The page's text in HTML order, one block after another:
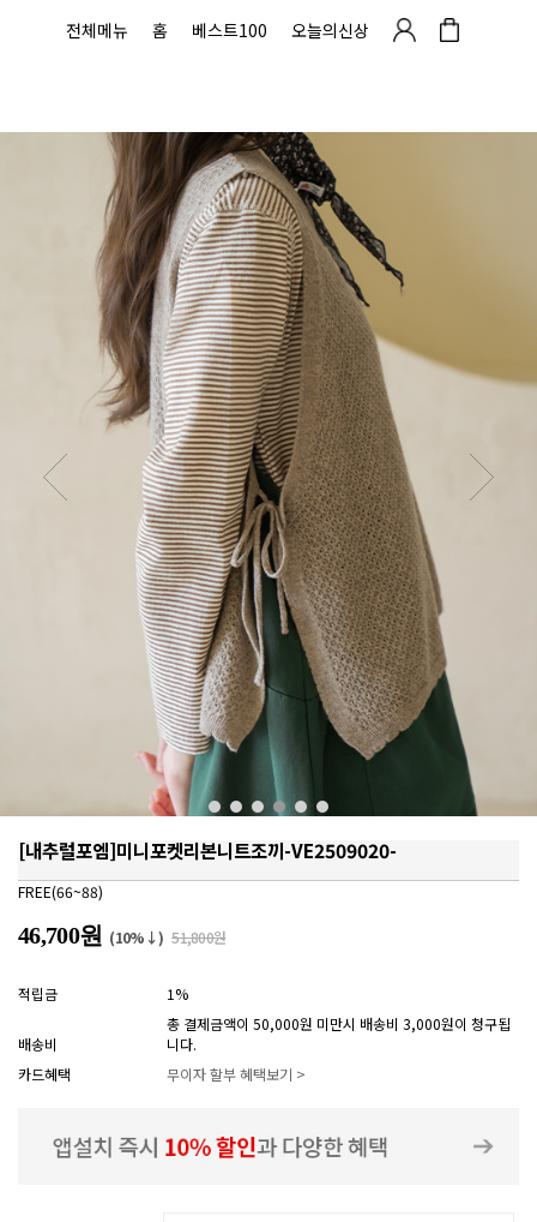
전체메뉴 홈 베스트100 오늘의신상
[내추럴포엠]미니포켓리본니트조끼-VE2509020-
FREE(66~88)
46,700원 (10%↓) 51,800원
적립금 1%
배송비
총 결제금액이 50,000원 미만시 배송비 3,000원이 청구됩
니다.
카드혜택
무이자 할부 혜택보기 >